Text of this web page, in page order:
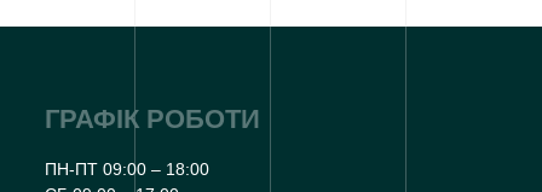
ГРАФІК РОБОТИ
ПН-ПТ 09:00 – 18:00